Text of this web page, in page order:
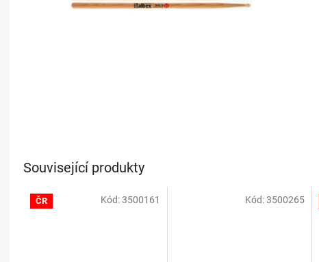
Související produkty
ČR Kód:3500161 Kód:3500265